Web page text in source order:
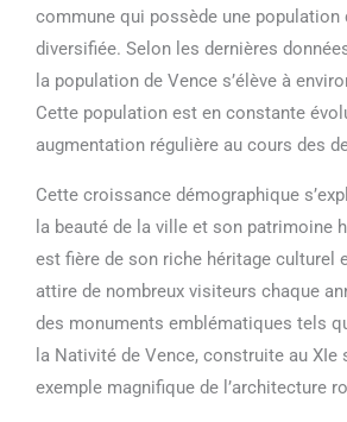
commune qui possède une population
diversifiée. Selon les dernières
la population de Vence s’élève à
Cette population est en constante
augmentation régulière au cours des
Cette croissance démographique
la beauté de la ville et son patrimoine
est fière de son riche héritage culturel
attire de nombreux visiteurs chaque
des monuments emblématiques tels
la Nativité de Vence, construite au XIe
exemple magnifique de l’architecture